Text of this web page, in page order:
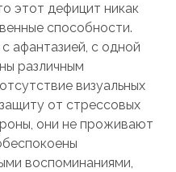
этот дефицит никак
способности.
афантазией, с одной
различным
визуальных
от стрессовых
они не проживают
воспоминаниями,